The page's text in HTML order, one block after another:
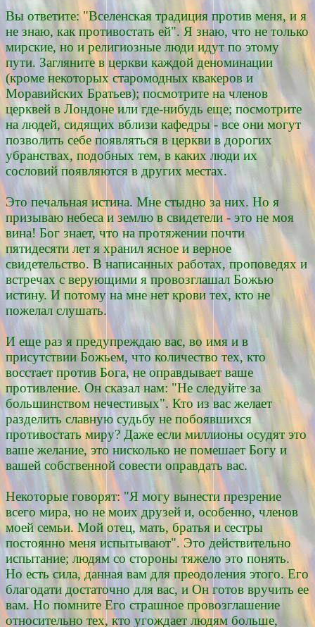
Вы ответите: "Вселенская традиция против меня, и я
не знаю, как противостать ей". Я знаю, что не только
мирские, но и религиозные люди идут по этому
пути. Загляните в церкви каждой деноминации
(кроме некоторых старомодных квакеров и
Моравийских Братьев); посмотрите на членов
церквей в Лондоне или где-нибудь еще; посмотрите
на людей, сидящих вблизи кафедры - все они могут
позволить себе появляться в церкви в дорогих
убранствах, подобных тем, в каких люди их
сословий появляются в других местах.
Это печальная истина. Мне стыдно за них. Но я
призываю небеса и землю в свидетели - это не моя
вина! Бог знает, что на протяжении почти
пятидесяти лет я хранил ясное и верное
свидетельство. В написанных работах, проповедях и
встречах с верующими я провозглашал Божью
истину. И потому на мне нет крови тех, кто не
пожелал слушать.
И еще раз я предупреждаю вас, во имя и в
присутствии Божьем, что количество тех, кто
восстает против Бога, не оправдывает ваше
противление. Он сказал нам: "Не следуйте за
большинством нечестивых". Кто из вас желает
разделить славную судьбу не побоявшихся
противостать миру? Даже если миллионы осудят это
ваше желание, это нисколько не помешает Богу и
вашей собственной совести оправдать вас.
Некоторые говорят: "Я могу вынести презрение
всего мира, но не моих друзей и, особенно, членов
моей семьи. Мой отец, мать, братья и сестры
постоянно меня испытывают". Это действительно
испытание; людям со стороны тяжело это понять.
Но есть сила, данная вам для преодоления этого. Его
благодати достаточно для вас, и Он готов вручить ее
вам. Но помните Его страшное провозглашение
относительно тех, кто угождает людям больше,